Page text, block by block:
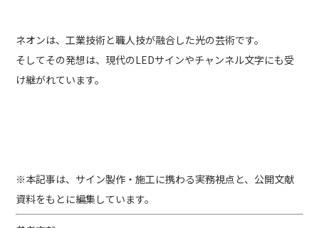
ネオンは、工業技術と職人技が融合した光の芸術です。
そしてその発想は、現代のLEDサインやチャンネル文字にも受
け継がれています。
※本記事は、サイン製作・施工に携わる実務視点と、公開文献
資料をもとに編集しています。